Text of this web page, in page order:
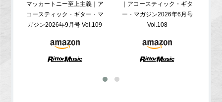
マッカートニー至上主義｜ア
コースティック・ギター・マ
ガジン2026年9月号 Vol.109
｜アコースティック・ギタ
ー・マガジン2026年6月号
Vol.108